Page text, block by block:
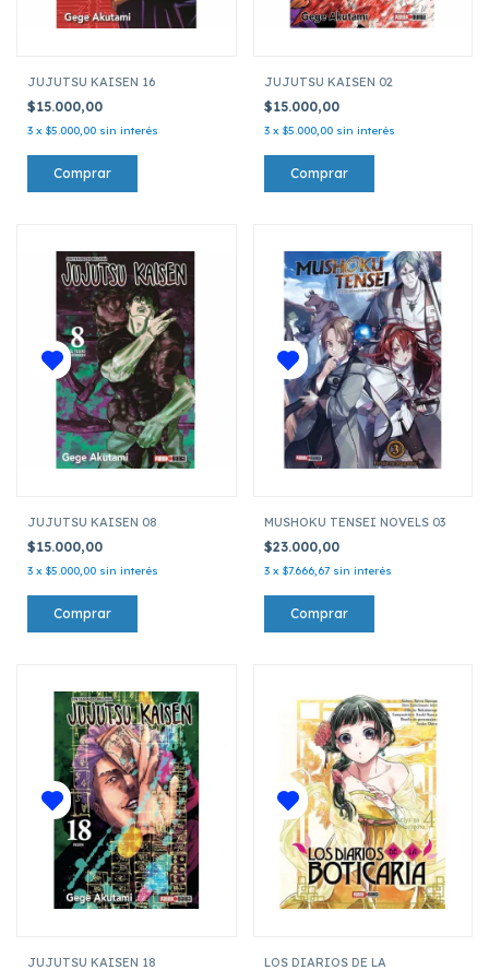
JUJUTSU KAISEN 16
$15.000,00
3 x $5.000,00 sin interés
JUJUTSU KAISEN 02
$15.000,00
3 x $5.000,00 sin interés
JUJUTSU KAISEN 08
$15.000,00
3 x $5.000,00 sin interés
MUSHOKU TENSEI NOVELS 03
$23.000,00
3 x $7.666,67 sin interés
JUJUTSU KAISEN 18
LOS DIARIOS DE LA